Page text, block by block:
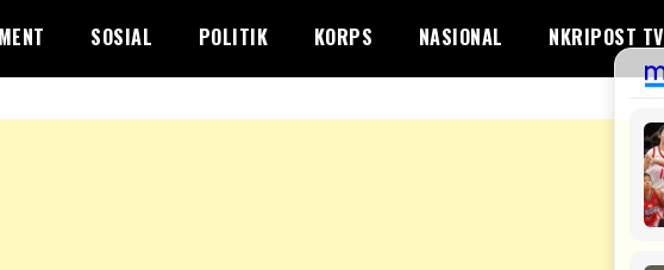
SOSIAL POLITIK KORPS NASIONAL NKRIPOST TV